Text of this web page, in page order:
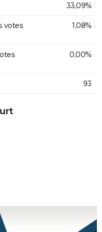
33,09%
votes
1,08%
0,00%
93